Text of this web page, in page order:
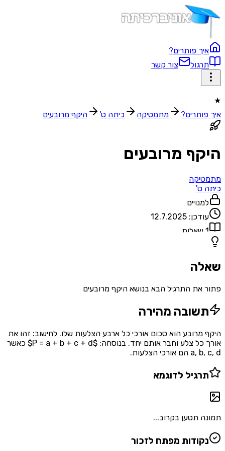
איך פותרים?
תרגול
צור קשר
★
איך פותרים?
מתמטיקה כיתה ט' היקף מרובעים
היקף מרובעים
מתמטיקה
כיתה ט'
למנויים
עודכן: 12.7.2025
1 שאלות
שאלה
פתור את התרגיל הבא בנושא היקף מרובעים
תשובה מהירה
היקף מרובע הוא סכום אורכי כל ארבע הצלעות שלו. לחישוב: זהו את
אורך כל צלע וחבר אותם יחד. בנוסחה: $P = a + b + c + d$ כאשר
a, b, c, d הם אורכי הצלעות.
תרגיל לדוגמא
תמונה תטען בקרוב...
נקודות מפתח לזכור